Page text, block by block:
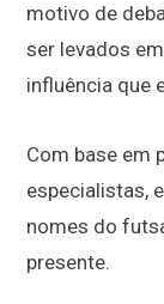
motivo de
ser levados
influência que
Com base em
especialistas,
nomes do
presente.